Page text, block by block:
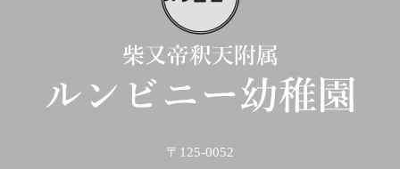
〒125-0052